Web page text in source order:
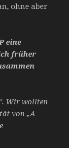
ohne aber
eine
früher
Wir wollten
von „A